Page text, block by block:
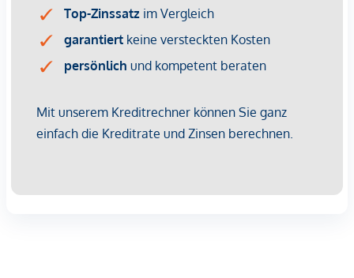
Klinik <750m
Krankenhaus <500m
Kindergarten <250m
Universität <500m
Nahversorgung